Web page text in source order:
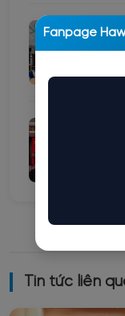
Đảng
Tin tức liên
Fanpage